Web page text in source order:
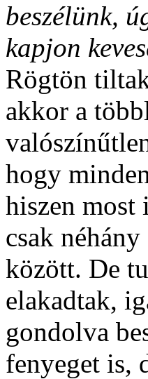
beszélünk,
kapjon
Rögtön
akkor a
hogy
hiszen most
csak
között. De
elakadtak,
gondolva
fenyeget is,